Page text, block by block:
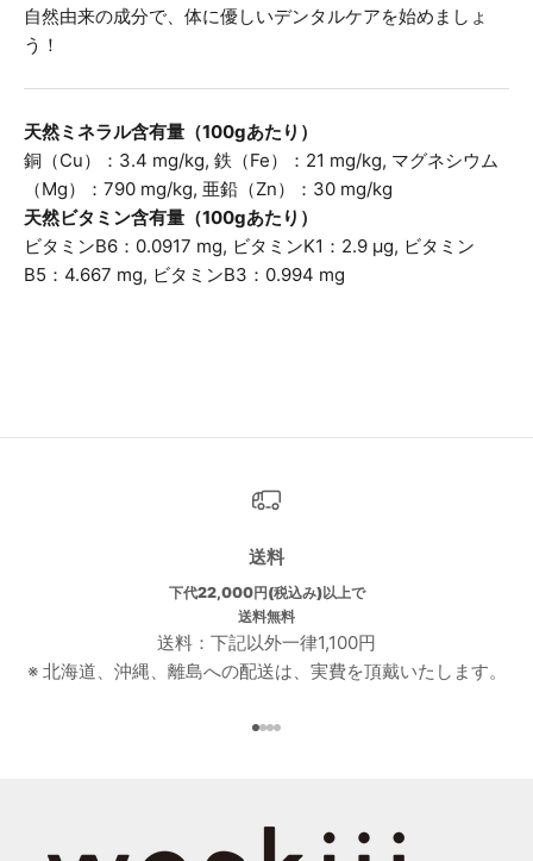
自然由来の成分で、体に優しいデンタルケアを始めましょ
う！
天然ミネラル含有量（100gあたり）
銅（Cu）： 3.4 mg/kg, 鉄（Fe） ： 21 mg/kg, マグネシウム
（Mg）： 790 mg/kg, 亜鉛（Zn）： 30 mg/kg
天然ビタミン含有量（100gあたり）
ビタミンB6 ： 0.0917 mg, ビタミンK1： 2.9 µg, ビタミン
B5： 4.667 mg, ビタミンB3： 0.994 mg
送料
下代22,000円(税込み)以上で
送料無料
送料：下記以外一律1,100円
※ 北海道、沖縄、離島への配送は、実費を頂戴いたします。
I18n Error: Missing interpolation
I18n Error: Missing interpolation
I18n Error: Missing
I18n Error: Missing